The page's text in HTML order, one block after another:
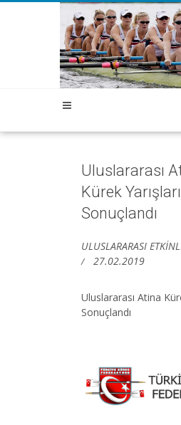
Uluslararası
Kürek Yarışları
Sonuçlandı
ULUSLARARASI
27.02.2019
Uluslararası Atina
Sonuçlandı